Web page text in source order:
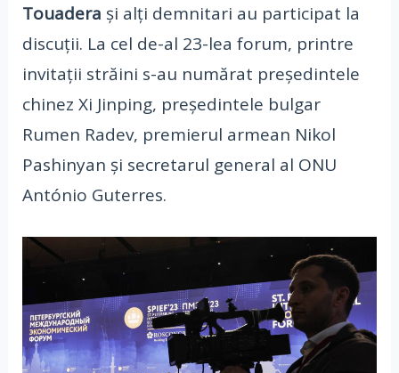
Touadera și alți demnitari au participat la
discuții. La cel de-al 23-lea forum, printre
invitații străini s-au numărat președintele
chinez Xi Jinping, președintele bulgar
Rumen Radev, premierul armean Nikol
Pashinyan și secretarul general al ONU
António Guterres.